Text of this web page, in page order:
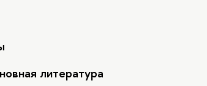
литература